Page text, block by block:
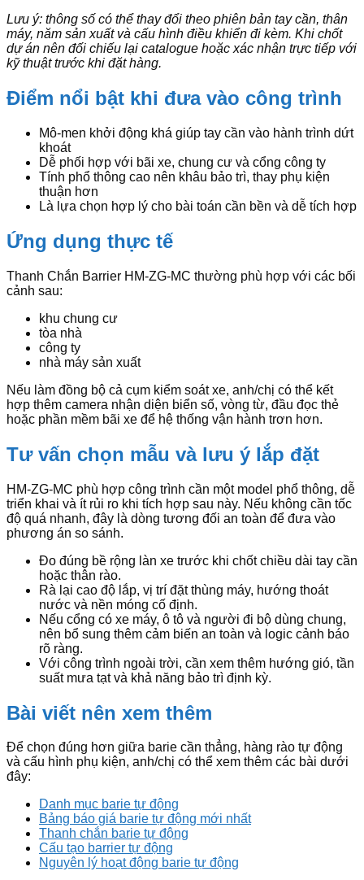
Lưu ý: thông số có thể thay đổi theo phiên bản tay cần, thân
máy, năm sản xuất và cấu hình điều khiển đi kèm. Khi chốt
dự án nên đối chiếu lại catalogue hoặc xác nhận trực tiếp với
kỹ thuật trước khi đặt hàng.
Điểm nổi bật khi đưa vào công trình
Mô-men khởi động khá giúp tay cần vào hành trình dứt
khoát
Dễ phối hợp với bãi xe, chung cư và cổng công ty
Tính phổ thông cao nên khâu bảo trì, thay phụ kiện
thuận hơn
Là lựa chọn hợp lý cho bài toán cần bền và dễ tích hợp
Ứng dụng thực tế
Thanh Chắn Barrier HM-ZG-MC thường phù hợp với các bối
cảnh sau:
khu chung cư
tòa nhà
công ty
nhà máy sản xuất
Nếu làm đồng bộ cả cụm kiểm soát xe, anh/chị có thể kết
hợp thêm camera nhận diện biển số, vòng từ, đầu đọc thẻ
hoặc phần mềm bãi xe để hệ thống vận hành trơn hơn.
Tư vấn chọn mẫu và lưu ý lắp đặt
HM-ZG-MC phù hợp công trình cần một model phổ thông, dễ
triển khai và ít rủi ro khi tích hợp sau này. Nếu không cần tốc
độ quá nhanh, đây là dòng tương đối an toàn để đưa vào
phương án so sánh.
Đo đúng bề rộng làn xe trước khi chốt chiều dài tay cần
hoặc thân rào.
Rà lại cao độ lắp, vị trí đặt thùng máy, hướng thoát
nước và nền móng cố định.
Nếu cổng có xe máy, ô tô và người đi bộ dùng chung,
nên bổ sung thêm cảm biến an toàn và logic cảnh báo
rõ ràng.
Với công trình ngoài trời, cần xem thêm hướng gió, tần
suất mưa tạt và khả năng bảo trì định kỳ.
Bài viết nên xem thêm
Để chọn đúng hơn giữa barie cần thẳng, hàng rào tự động
và cấu hình phụ kiện, anh/chị có thể xem thêm các bài dưới
đây:
Danh mục barie tự động
Bảng báo giá barie tự động mới nhất
Thanh chắn barie tự động
Cấu tạo barrier tự động
Nguyên lý hoạt động barie tự động